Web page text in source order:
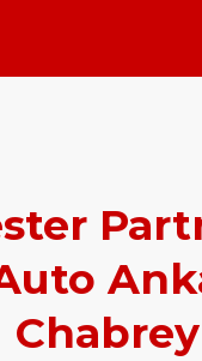
Chabrey